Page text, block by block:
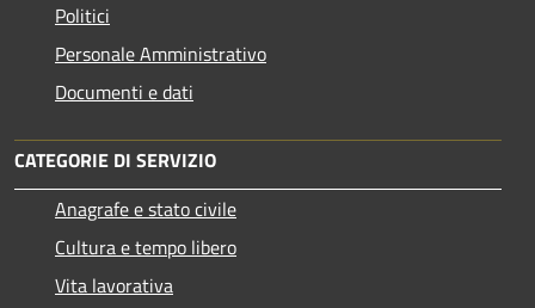
Politici
Personale Amministrativo
Documenti e dati
CATEGORIE DI SERVIZIO
Anagrafe e stato civile
Cultura e tempo libero
Vita lavorativa